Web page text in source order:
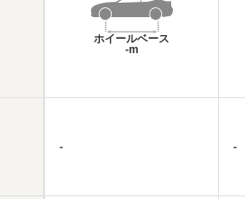
ホイールベース
-m
- -